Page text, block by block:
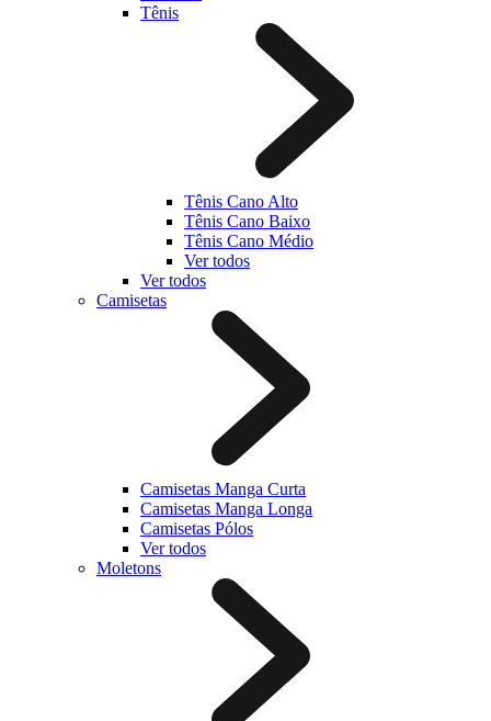
Tênis
Tênis Cano Alto
Tênis Cano Baixo
Tênis Cano Médio
Ver todos
Ver todos
Camisetas
Camisetas Manga Curta
Camisetas Manga Longa
Camisetas Pólos
Ver todos
Moletons